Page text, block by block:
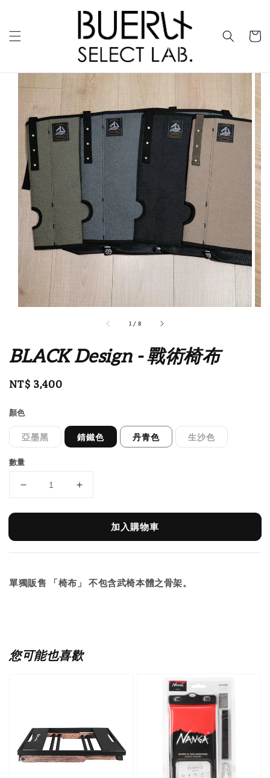
1 / 8
BLACK Design - 戰術椅布
Regular
NT$ 3,400
顏色
亞墨黑 錆鐵色 丹青色 生沙色
數量
加入購物車
單獨販售 「椅布」 不包含武椅本體之骨架。
您可能也喜歡